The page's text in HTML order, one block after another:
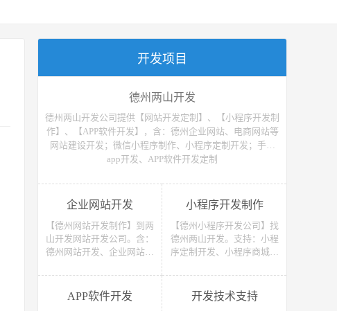
开发项目
德州两山开发
德州两山开发公司提供【网站开发定制】、【小程序开发制
作】、【APP软件开发】，含：德州企业网站、电商网站等
网站建设开发；微信小程序制作、小程序定制开发；手机
app开发、APP软件开发定制
企业网站开发
【德州网站开发制作】到两
山开发网站开发公司。含：
德州网站开发、企业网站开
务网站开发、网上商城网站
开发、网站建设开发等，网
站开发报价请联系我们
小程序开发制作
【德州小程序开发公司】找
德州两山开发。支持：小程
序定制开发、小程序商城开
音）小程序开发制作。获取
小程序开发教程、小程序开
发报价请联系我们
APP软件开发 开发技术支持